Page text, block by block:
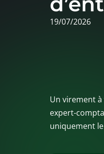
19/07/2026
Un virement
expert-
uniquement